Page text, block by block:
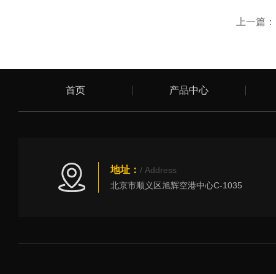
上一篇：
首页 产品中心
地址： / Address
北京市顺义区旭辉空港中心C-1035